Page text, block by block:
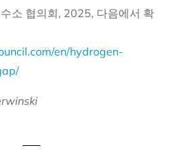
소 협의회, 2025, 다음에서 확
en/hydrogen-